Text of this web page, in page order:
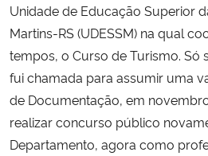
Unidade de Educação Superior
Martins-RS (UDESSM) na qual
tempos, o Curso de Turismo. Só
fui chamada para assumir uma
de Documentação, em
realizar concurso público
Departamento, agora como